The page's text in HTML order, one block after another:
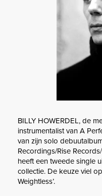
BILLY HOWERDEL, de
instrumentalist van A
van zijn solo
Recordings/Rise
heeft een tweede single
collectie. De keuze viel
Weightless’.